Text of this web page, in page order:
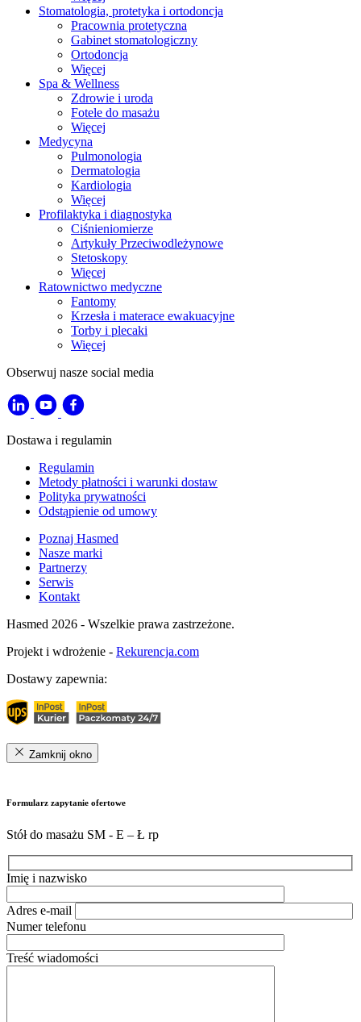
Stomatologia, protetyka i ortodoncja
Pracownia protetyczna
Gabinet stomatologiczny
Ortodoncja
Więcej
Spa & Wellness
Zdrowie i uroda
Fotele do masażu
Więcej
Medycyna
Pulmonologia
Dermatologia
Kardiologia
Więcej
Profilaktyka i diagnostyka
Ciśnieniomierze
Artykuły Przeciwodleżynowe
Stetoskopy
Więcej
Ratownictwo medyczne
Fantomy
Krzesła i materace ewakuacyjne
Torby i plecaki
Więcej
Obserwuj nasze social media
Dostawa i regulamin
Regulamin
Metody płatności i warunki dostaw
Polityka prywatności
Odstąpienie od umowy
Poznaj Hasmed
Nasze marki
Partnerzy
Serwis
Kontakt
Hasmed 2026 - Wszelkie prawa zastrzeżone.
Projekt i wdrożenie - Rekurencja.com
Dostawy zapewnia:
Zamknij okno
Formularz zapytanie ofertowe
Stół do masażu SM - E – Ł rp
Imię i nazwisko
Adres e-mail
Numer telefonu
Treść wiadomości